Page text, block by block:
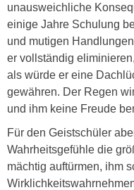
unausweichliche
einige Jahre Schulung
und mutigen
er vollständig
als würde er eine
gewähren. Der Regen
und ihm keine Freude
Für den Geistschüler
Wahrheitsgefühle die
mächtig auftürmen, ihm